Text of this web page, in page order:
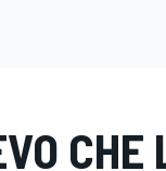
CHE